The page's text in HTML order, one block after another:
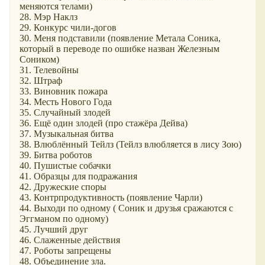
меняются телами)
28. Мэр Наклз
29. Конкурс чили-догов
30. Меня подставили (появление Метала Соника,
который в переводе по ошибке назван Железным
Соником)
31. Телевойны
32. Штраф
33. Виновник пожара
34. Месть Нового Года
35. Случайный злодей
36. Ещё один злодей (про стажёра Дейва)
37. Музыкальная битва
38. Влюблённый Тейлз (Тейлз влюбляется в лису Зою)
39. Битва роботов
40. Пушистые собачки
41. Образцы для подражания
42. Дружеские споры
43. Контрпродуктивность (появление Чарли)
44. Выходи по одному ( Соник и друзья сражаются с
Эггманом по одному)
45. Лучший друг
46. Слаженные действия
47. Роботы запрещены
48. Объединение зла.